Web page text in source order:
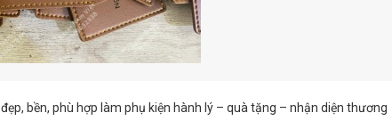
bền, phù hợp làm phụ kiện hành lý – quà tặng – nhận diện thương